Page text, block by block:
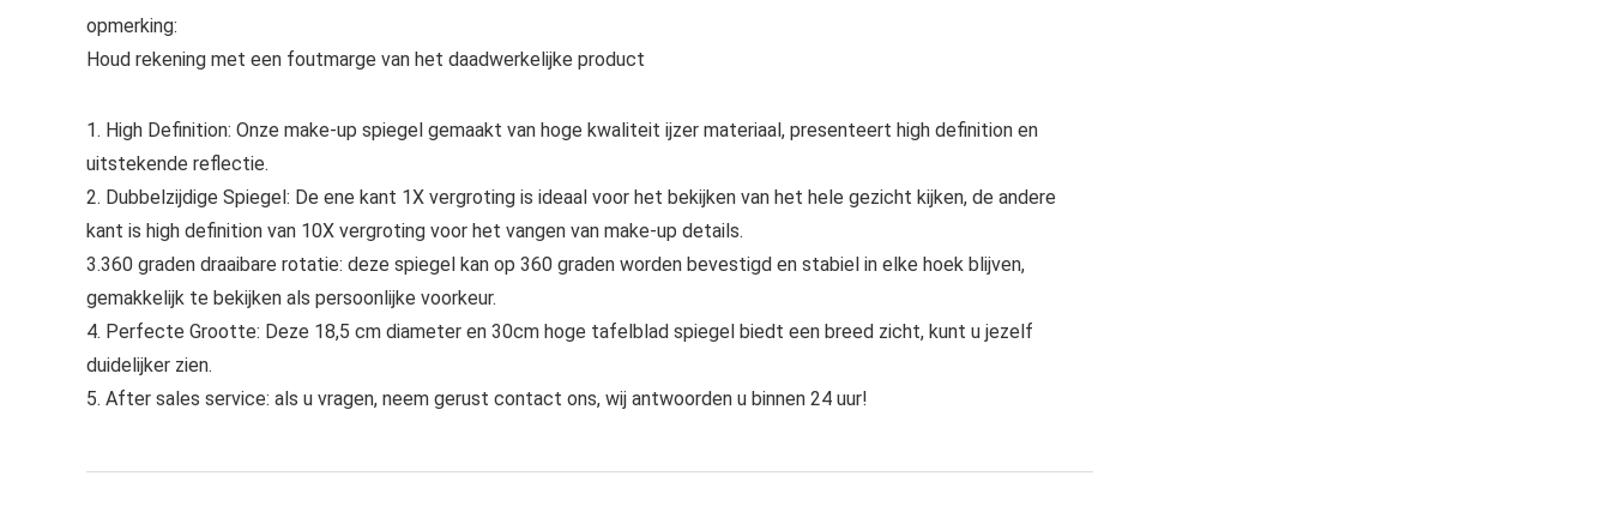
opmerking:
Houd rekening met een foutmarge van het daadwerkelijke product
1. High Definition: Onze make-up spiegel gemaakt van hoge kwaliteit ijzer materiaal, presenteert high definition en
uitstekende reflectie.
2. Dubbelzijdige Spiegel: De ene kant 1X vergroting is ideaal voor het bekijken van het hele gezicht kijken, de andere
kant is high definition van 10X vergroting voor het vangen van make-up details.
3.360 graden draaibare rotatie: deze spiegel kan op 360 graden worden bevestigd en stabiel in elke hoek blijven,
gemakkelijk te bekijken als persoonlijke voorkeur.
4. Perfecte Grootte: Deze 18,5 cm diameter en 30cm hoge tafelblad spiegel biedt een breed zicht, kunt u jezelf
duidelijker zien.
5. After sales service: als u vragen, neem gerust contact ons, wij antwoorden u binnen 24 uur!